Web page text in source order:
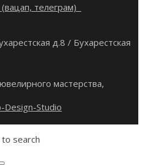
телеграм)
д.8 / Бухарестская
мастерства,
Design-Studio
search